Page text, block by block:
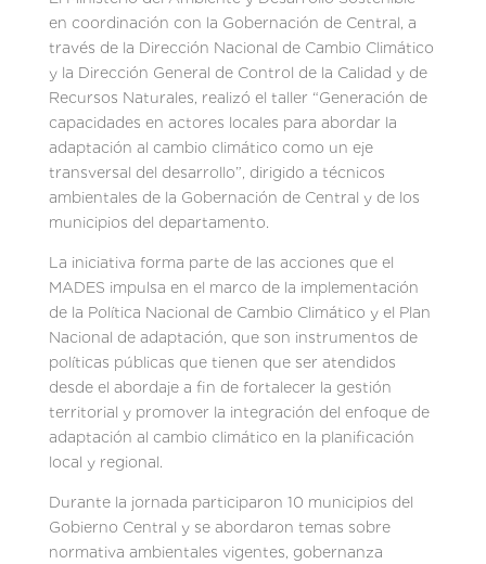
en coordinación con la Gobernación de Central, a
través de la Dirección Nacional de Cambio Climático
y la Dirección General de Control de la Calidad y de
Recursos Naturales, realizó el taller “Generación de
capacidades en actores locales para abordar la
adaptación al cambio climático como un eje
transversal del desarrollo”, dirigido a técnicos
ambientales de la Gobernación de Central y de los
municipios del departamento.
La iniciativa forma parte de las acciones que el
MADES impulsa en el marco de la implementación
de la Política Nacional de Cambio Climático y el Plan
Nacional de adaptación, que son instrumentos de
políticas públicas que tienen que ser atendidos
desde el abordaje a fin de fortalecer la gestión
territorial y promover la integración del enfoque de
adaptación al cambio climático en la planificación
local y regional.
Durante la jornada participaron 10 municipios del
Gobierno Central y se abordaron temas sobre
normativa ambientales vigentes, gobernanza